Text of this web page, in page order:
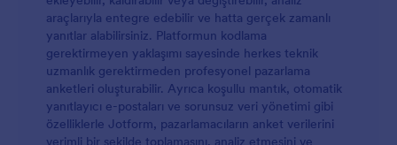
araçlarıyla entegre edebilir ve hatta gerçek zamanlı
yanıtlar alabilirsiniz. Platformun kodlama
gerektirmeyen yaklaşımı sayesinde herkes teknik
uzmanlık gerektirmeden profesyonel pazarlama
anketleri oluşturabilir. Ayrıca koşullu mantık, otomatik
yanıtlayıcı e-postaları ve sorunsuz veri yönetimi gibi
özelliklerle Jotform, pazarlamacıların anket verilerini
verimli bir şekilde toplamasını, analiz etmesini ve